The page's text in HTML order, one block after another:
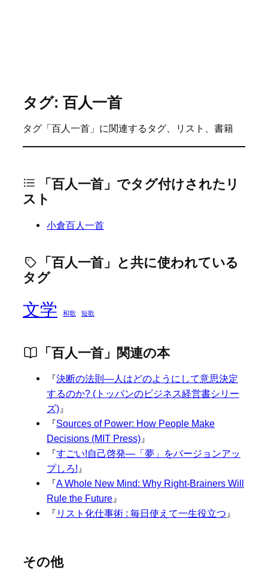
タグ: 百人一首
タグ「百人一首」に関連するタグ、リスト、書籍
「百人一首」でタグ付けされたリ
スト
小倉百人一首
「百人一首」と共に使われている
タグ
文学 和歌 短歌
「百人一首」関連の本
『決断の法則―人はどのようにして意思決定
するのか? (トッパンのビジネス経営書シリー
ズ) 』
『Sources of Power: How People Make
Decisions (MIT Press) 』
『すごい!自己啓発—「夢」をバージョンアッ
プしろ! 』
『A Whole New Mind: Why Right-Brainers Will
Rule the Future 』
『 リスト化仕事術 : 毎日使えて一生役立つ 』
その他